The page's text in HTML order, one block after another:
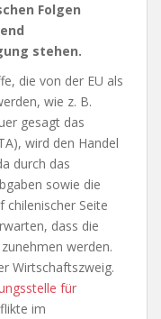
Folgen
stehen.
die von der EU als
wie z. B.
gesagt das
wird den Handel
durch das
sowie die
chilenischer Seite
dass die
werden.
Wirtschaftszweig.
für
im